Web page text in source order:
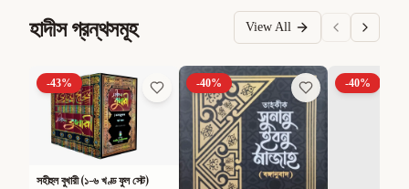
হাদীস গ্রন্থসমূহ View All
-43%
সহীহুল বুখারী (১-৬ খণ্ড ফুল সেট)
-40% -40%